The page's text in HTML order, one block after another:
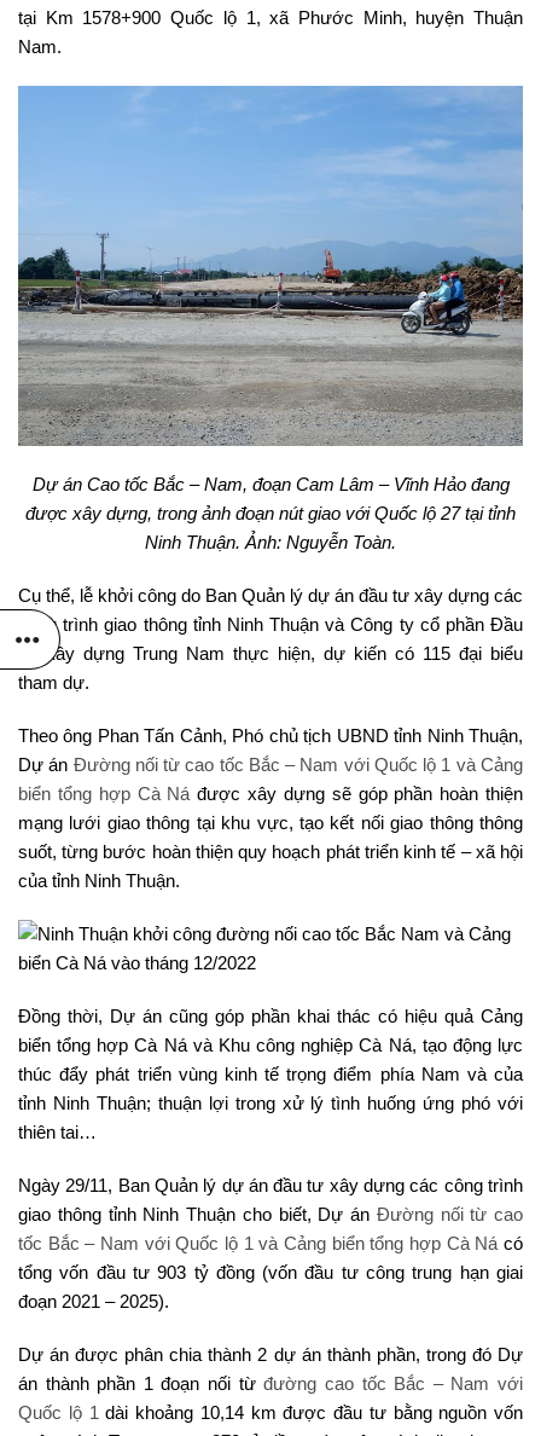
tại Km 1578+900 Quốc lộ 1, xã Phước Minh, huyện Thuận
Nam.
Dự án Cao tốc Bắc – Nam, đoạn Cam Lâm – Vĩnh Hảo đang
được xây dựng, trong ảnh đoạn nút giao với Quốc lộ 27 tại tỉnh
Ninh Thuận. Ảnh: Nguyễn Toàn.
Cụ thể, lễ khởi công do Ban Quản lý dự án đầu tư xây dựng các
công trình giao thông tỉnh Ninh Thuận và Công ty cổ phần Đầu
tư Xây dựng Trung Nam thực hiện, dự kiến có 115 đại biểu
tham dự.
Theo ông Phan Tấn Cảnh, Phó chủ tịch UBND tỉnh Ninh Thuận,
Dự án Đường nối từ cao tốc Bắc – Nam với Quốc lộ 1 và Cảng
biển tổng hợp Cà Ná được xây dựng sẽ góp phần hoàn thiện
mạng lưới giao thông tại khu vực, tạo kết nối giao thông thông
suốt, từng bước hoàn thiện quy hoạch phát triển kinh tế – xã hội
của tỉnh Ninh Thuận.
Đồng thời, Dự án cũng góp phần khai thác có hiệu quả Cảng
biển tổng hợp Cà Ná và Khu công nghiệp Cà Ná, tạo động lực
thúc đẩy phát triển vùng kinh tế trọng điểm phía Nam và của
tỉnh Ninh Thuận; thuận lợi trong xử lý tình huống ứng phó với
thiên tai…
Ngày 29/11, Ban Quản lý dự án đầu tư xây dựng các công trình
giao thông tỉnh Ninh Thuận cho biết, Dự án Đường nối từ cao
tốc Bắc – Nam với Quốc lộ 1 và Cảng biển tổng hợp Cà Ná có
tổng vốn đầu tư 903 tỷ đồng (vốn đầu tư công trung hạn giai
đoạn 2021 – 2025).
Dự án được phân chia thành 2 dự án thành phần, trong đó Dự
án thành phần 1 đoạn nối từđường cao tốc Bắc – Nam với
Quốc lộ 1 dài khoảng 10,14 km được đầu tư bằng nguồn vốn